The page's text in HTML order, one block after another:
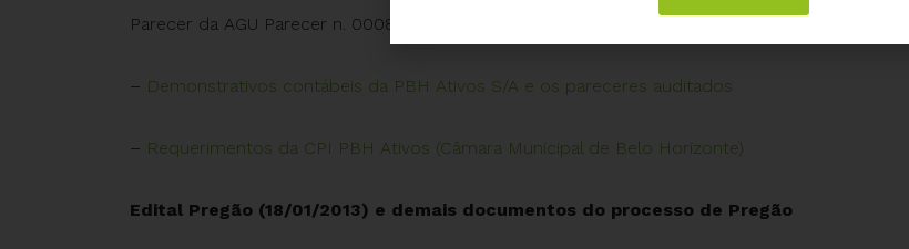
Parecer da AGU Parecer n. 00087/2017/GIU – 2/PFE-CVM/PGF/AGU (31/08/2017)
– Demonstrativos contábeis da PBH Ativos S/A e os pareceres auditados
– Requerimentos da CPI PBH Ativos (Câmara Municipal de Belo Horizonte)
Edital Pregão (18/01/2013) e demais documentos do processo de Pregão